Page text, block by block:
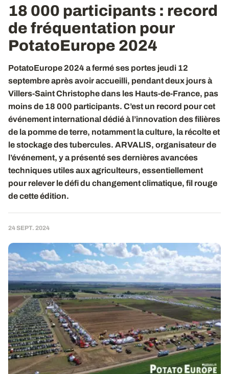
18 000 participants : record
de fréquentation pour
PotatoEurope 2024
PotatoEurope 2024 a fermé ses portes jeudi 12
septembre après avoir accueilli, pendant deux jours à
Villers-Saint Christophe dans les Hauts-de-France, pas
moins de 18 000 participants. C’est un record pour cet
événement international dédié à l’innovation des filières
de la pomme de terre, notamment la culture, la récolte et
le stockage des tubercules. ARVALIS, organisateur de
l’événement, y a présenté ses dernières avancées
techniques utiles aux agriculteurs, essentiellement
pour relever le défi du changement climatique, fil rouge
de cette édition.
24 SEPT. 2024